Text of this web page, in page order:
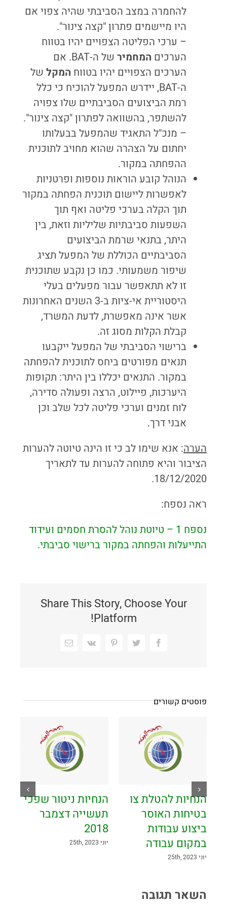
להחמרה במצב הסביבתי שהיה צפוי אם
היו מיישמים פתרון "קצה צינור".
– ערכי הפליטה הצפויים יהיו בטווח
הערכים המחמיר
של ה-BAT. אם
הערכים הצפויים יהיו בטווח המקל של
ה-BAT, יידרש המפעל להוכיח כי כלל
רמת הביצועים הסביבתיים שלו צפויה
להשתפר, בהשוואה לפתרון "קצה צינור".
– מנכ"ל התאגיד שהמפעל בבעלותו
יחתום על הצהרה שהוא מחויב לתוכנית
ההפחתה במקור.
הנוהל קובע הוראות נוספות ופרטניות
לאפשרות ליישום תוכנית הפחתה במקור
תוך הקלה בערכי פליטה ואף תוך
השפעות סביבתיות שליליות וזאת, בין
היתר, בתנאי שרמת הביצועים
הסביבתיים הכוללת של המפעל תציג
שיפור משמעותי. כמו כן נקבע שתוכנית
זו לא תתאפשר עבור מפעלים בעלי
היסטוריית אי-ציות ב-3 השנים האחרונות
אשר אינה מאפשרת, לדעת המשרד,
קבלת הקלות מסוג זה.
ברישוי הסביבתי של המפעל ייקבעו
תנאים מפורטים ביחס לתוכנית להפחתה
במקור. התנאים יכללו בין היתר: תקופות
היערכות, פיילוט, הרצה ופעולה סדירה,
לוח זמנים וערכי פליטה לכל שלב וכן
אבני דרך.
הערה: אנא שימו לב כי זו הינה טיוטה להערות
הציבור והיא פתוחה להערות עד לתאריך
18/12/2020.
ראה נספח:
נספח 1 – טיוטת נוהל להסרת חסמים ועידוד
התייעלות והפחתה במקור ברישוי סביבתי.
Share This Story, Choose Your
Platform!
Facebook
Twitter
Pinterest
Vk
כתובת
פוסטים קשורים
הנחיות ניטור שפכי
תעשייה דצמבר
2018
יוני 25th, 2023
הנחיות להטלת צו
בטיחות האוסר
ביצוע עבודות
במקום עבודה
יוני 25th, 2023
השאר תגובה